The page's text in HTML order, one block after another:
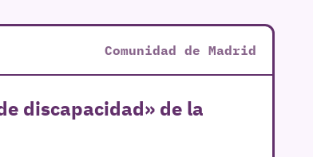
Comunidad de Madrid
discapacidad» de la